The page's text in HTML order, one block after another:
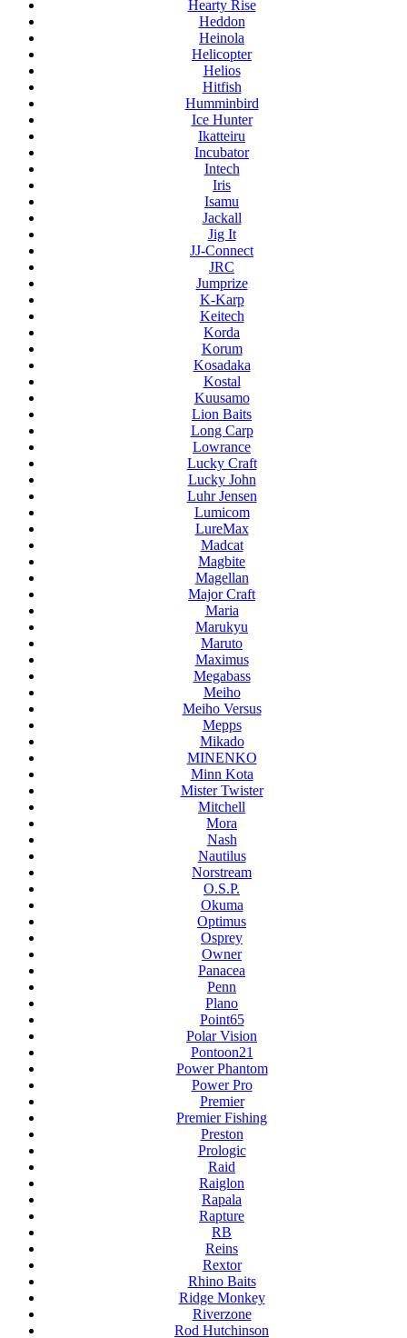
Hearty Rise
Heddon
Heinola
Helicopter
Helios
Hitfish
Humminbird
Ice Hunter
Ikatteiru
Incubator
Intech
Iris
Isamu
Jackall
Jig It
JJ-Connect
JRC
Jumprize
K-Karp
Keitech
Korda
Korum
Kosadaka
Kostal
Kuusamo
Lion Baits
Long Carp
Lowrance
Lucky Craft
Lucky John
Luhr Jensen
Lumicom
LureMax
Madcat
Magbite
Magellan
Major Craft
Maria
Marukyu
Maruto
Maximus
Megabass
Meiho
Meiho Versus
Mepps
Mikado
MINENKO
Minn Kota
Mister Twister
Mitchell
Mora
Nash
Nautilus
Norstream
O.S.P.
Okuma
Optimus
Osprey
Owner
Panacea
Penn
Plano
Point65
Polar Vision
Pontoon21
Power Phantom
Power Pro
Premier
Premier Fishing
Preston
Prologic
Raid
Raiglon
Rapala
Rapture
RB
Reins
Rextor
Rhino Baits
Ridge Monkey
Riverzone
Rod Hutchinson